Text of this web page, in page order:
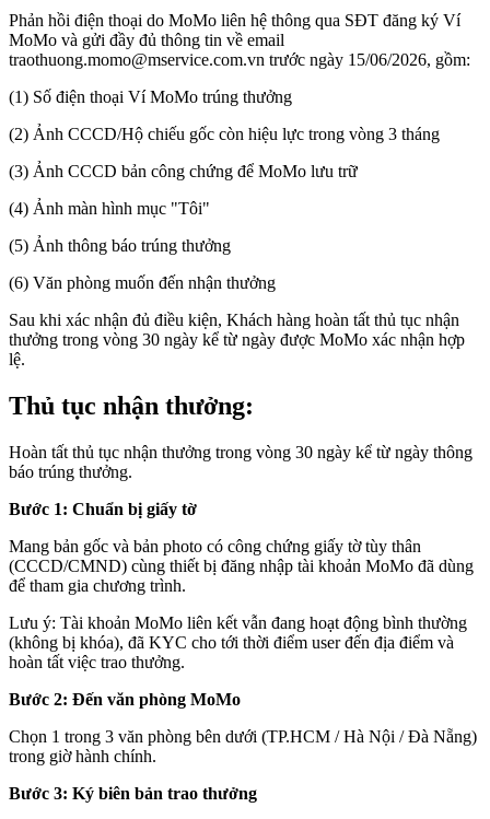
Phản hồi điện thoại do MoMo liên hệ thông qua SĐT đăng ký Ví
MoMo và gửi đầy đủ thông tin về email
traothuong.momo@mservice.com.vn trước ngày 15/06/2026, gồm:
(1) Số điện thoại Ví MoMo trúng thưởng
(2) Ảnh CCCD/Hộ chiếu gốc còn hiệu lực trong vòng 3 tháng
(3) Ảnh CCCD bản công chứng để MoMo lưu trữ
(4) Ảnh màn hình mục "Tôi"
(5) Ảnh thông báo trúng thưởng
(6) Văn phòng muốn đến nhận thưởng
Sau khi xác nhận đủ điều kiện, Khách hàng hoàn tất thủ tục nhận
thưởng trong vòng 30 ngày kể từ ngày được MoMo xác nhận hợp
lệ.
Thủ tục nhận thưởng:
Hoàn tất thủ tục nhận thưởng trong vòng 30 ngày kể từ ngày thông
báo trúng thưởng.
Bước 1: Chuẩn bị giấy tờ
Mang bản gốc và bản photo có công chứng giấy tờ tùy thân
(CCCD/CMND) cùng thiết bị đăng nhập tài khoản MoMo đã dùng
để tham gia chương trình.
Lưu ý: Tài khoản MoMo liên kết vẫn đang hoạt động bình thường
(không bị khóa), đã KYC cho tới thời điểm user đến địa điểm và
hoàn tất việc trao thưởng.
Bước 2: Đến văn phòng MoMo
Chọn 1 trong 3 văn phòng bên dưới (TP.HCM / Hà Nội / Đà Nẵng)
trong giờ hành chính.
Bước 3: Ký biên bản trao thưởng